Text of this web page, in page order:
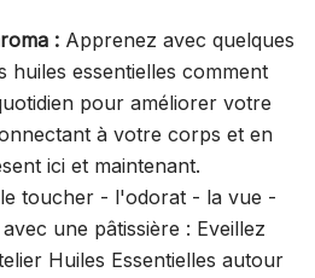
: Apprenez avec quelques
huiles essentielles comment
pour améliorer votre
à votre corps et en
ici et maintenant.
toucher - l'odorat - la vue -
une pâtissière : Eveillez
Huiles Essentielles autour